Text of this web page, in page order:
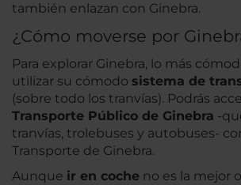
también enlazan con Ginebra.
¿Cómo moverse por
Para explorar Ginebra, lo más
utilizar su cómodo sistema de
(sobre todo los tranvías). Podrás
Transporte Público de Ginebra -
tranvías, trolebuses y autobuses-
Transporte de Ginebra.
Aunque ir en coche no es la mejor